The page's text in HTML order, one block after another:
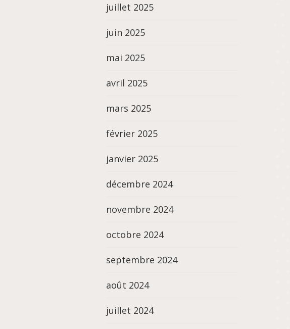
juillet 2025
juin 2025
mai 2025
avril 2025
mars 2025
février 2025
janvier 2025
décembre 2024
novembre 2024
octobre 2024
septembre 2024
août 2024
juillet 2024